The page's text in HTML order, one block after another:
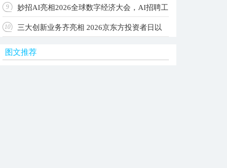
级Agent OS，让每家公司拥有自己的AI团队
9 妙招AI亮相2026全球数字经济大会，AI招聘工
作台入选国家级典型案例
10 三大创新业务齐亮相 2026京东方投资者日以
图文推荐